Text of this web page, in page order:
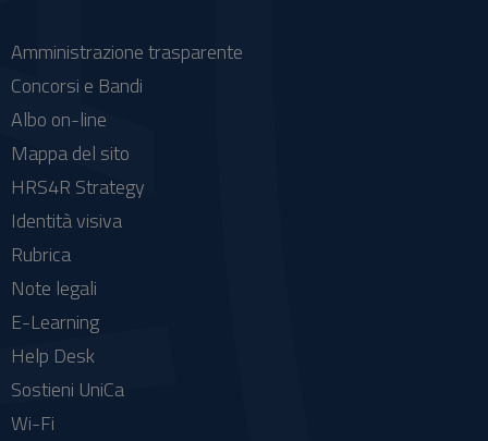
Amministrazione trasparente
Concorsi e Bandi
Albo on-line
Mappa del sito
HRS4R Strategy
Identità visiva
Rubrica
Note legali
E-Learning
Help Desk
Sostieni UniCa
Wi-Fi